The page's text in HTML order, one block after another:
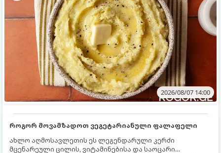
2026/08/07 14:00
როგორ მოვამზადოთ ვეგეტარიანული ფალაფელი
ახლო აღმოსავლეთის ეს ლეგენდარული კერძი
მცენარეული ცილის, ვიტამინებისა და საოცარი